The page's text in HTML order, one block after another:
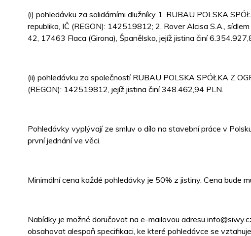
(i) pohledávku za solidárními dlužníky 1. RUBAU POLSKA
republika, IČ (REGON): 142519812; 2. Rover Alcisa S.A.,
42, 17463 Flaca (Girona), Španělsko, jejíž jistina činí
(ii) pohledávku za společností RUBAU POLSKA SPÓŁKA Z
(REGON): 142519812, jejíž jistina činí 348.462,94 PLN.
Pohledávky vyplývají ze smluv o dílo na stavební práce v
první jednání ve věci.
Minimální cena každé pohledávky je 50% z jistiny. Cena bude
Nabídky je možné doručovat na e-mailovou adresu
obsahovat alespoň specifikaci, ke které pohledávce se